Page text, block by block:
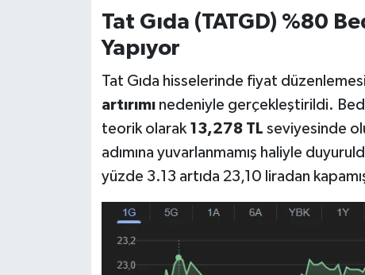
Tat Gıda (TATGD) %80
Yapıyor
Tat Gıda hisselerinde fiyat
artırımınedeniyle gerçekleştirildi.
teorik olarak 13,278 TL seviyesinde
adımına yuvarlanmamış haliyle
yüzde 3.13 artıda 23,10 liradan